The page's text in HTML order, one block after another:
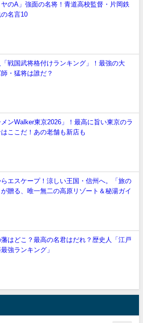
ヤのA」強面の名将！青道高校監督・片岡鉄
名言10
「戦国武将格付けランキング」！最強の大
・猛将は誰だ？
メンWalker東京2026」！最高に旨い東京のラ
ここだ！あの老舗も新店も
エスケープ！涼しい王国・信州へ。「旅の
贈る、唯一無二の高原リゾート＆秘湯ガイ
はどこ？最高の名君はだれ？歴史人「江戸
強ランキング」